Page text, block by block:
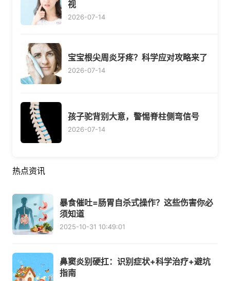
视
2026-07-14
宝宝根尖周炎牙疼？科学应对攻略来了
2026-07-14
孩子驼背别大意，警惕脊柱侧弯信号
2026-07-14
热点资讯
暴食催吐=肠胃自杀式操作？这些伤害你必
须知道
2025-10-31 10:49:01
鼻窦炎别硬扛：识别症状+科学治疗+避坑
指南